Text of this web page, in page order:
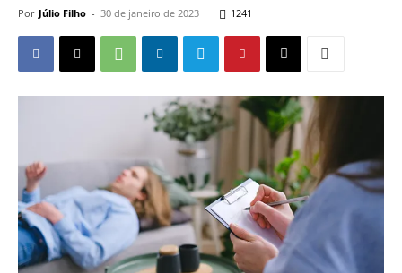
Por Júlio Filho - 30 de janeiro de 2023 1241